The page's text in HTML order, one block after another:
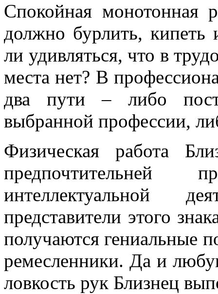
Спокойная монотонная
должно бурлить, кипеть
ли удивляться, что в
места нет? В
два пути – либо
выбранной профессии,
Физическая работа
предпочтительней
интеллектуальной
представители этого
получаются гениальные
ремесленники. Да и
ловкость рук Близнец